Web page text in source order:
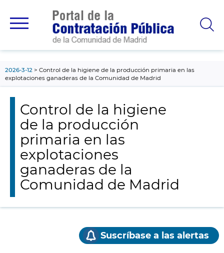
principal
2026-3-12
Control de la higiene de la producción primaria en las
explotaciones ganaderas de la Comunidad de Madrid
Control de la higiene
de la producción
primaria en las
explotaciones
ganaderas de la
Comunidad de Madrid
Suscríbase a las alertas